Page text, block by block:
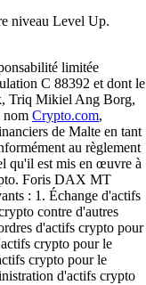
niveau Level Up.
limitée
C 88392 et dont le
Triq Mikiel Ang Borg,
nom Crypto.com,
de Malte en tant
au règlement
qu'il est mis en œuvre à
Foris DAX MT
: 1. Échange d'actifs
contre d'autres
d'actifs crypto pour
crypto pour le
crypto pour le
d'actifs crypto